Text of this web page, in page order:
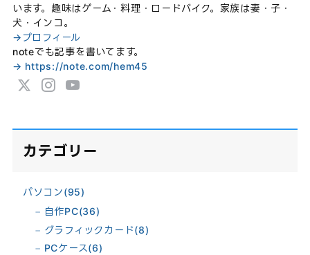
います。趣味はゲーム・料理・ロードバイク。家族は妻・子・
犬・インコ。
→プロフィール
noteでも記事を書いてます。
→ https://note.com/hem45
カテゴリー
パソコン(95)
自作PC(36)
グラフィックカード(8)
PCケース(6)